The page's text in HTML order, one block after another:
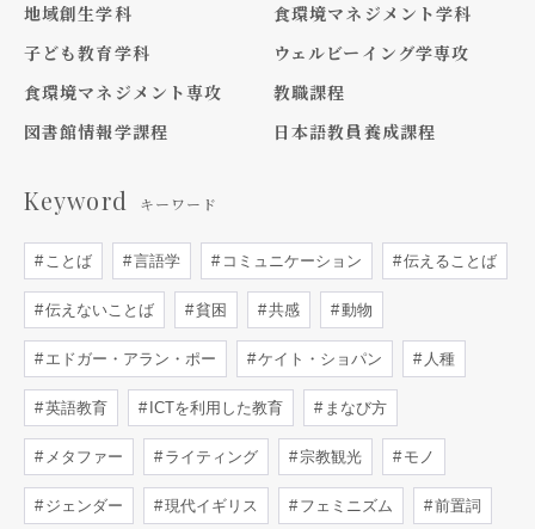
地域創生学科
食環境マネジメント学科
子ども教育学科
ウェルビーイング学専攻
食環境マネジメント専攻
教職課程
図書館情報学課程
日本語教員養成課程
Keyword キーワード
ことば 言語学 コミュニケーション 伝えることば
伝えないことば 貧困 共感 動物
エドガー・アラン・ポー ケイト・ショパン 人種
英語教育 ICTを利用した教育 まなび方
メタファー ライティング 宗教観光 モノ
ジェンダー 現代イギリス フェミニズム 前置詞